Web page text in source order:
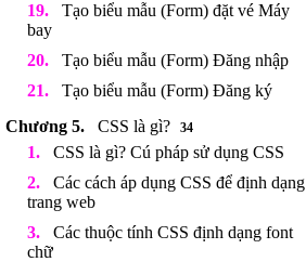
Tạo biểu mẫu (Form) đặt vé Máy
bay
Tạo biểu mẫu (Form) Đăng nhập
Tạo biểu mẫu (Form) Đăng ký
CSS là gì?
34
CSS là gì? Cú pháp sử dụng CSS
Các cách áp dụng CSS để định dạng
trang web
Các thuộc tính CSS định dạng font
chữ